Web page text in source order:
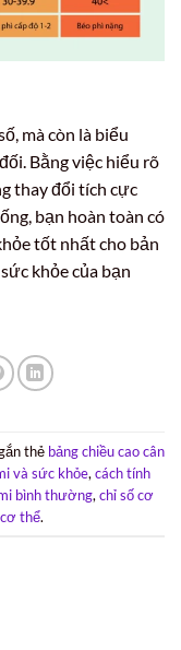
mà còn là biểu
Bằng việc hiểu rõ
thay đổi tích cực
bạn hoàn toàn có
tốt nhất cho bản
khỏe của bạn
thẻ bảng chiều cao cân
và sức khỏe, cách tính
bình thường, chỉ số cơ
thể.